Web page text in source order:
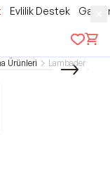
Evlilik Destek
Ürünleri Lambader